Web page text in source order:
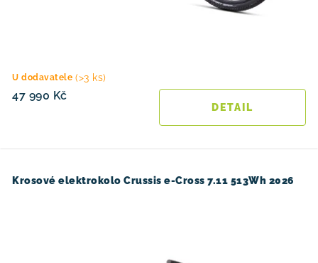
U dodavatele (>3 ks)
47 990 Kč
Krosové elektrokolo Crussis e-Cross 7.11 513Wh 2026